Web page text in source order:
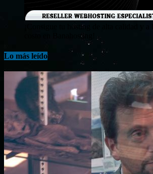
¡Consigue tu hosting de alta calidad y a
costo en Banahosting!
Lo más leído